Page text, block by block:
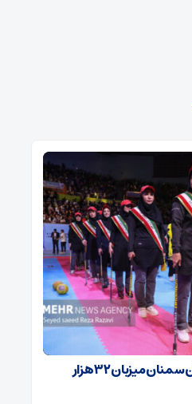
۲۷۹ پایگاه تابستانی استان سمنان میزبان ۳۲ هزار